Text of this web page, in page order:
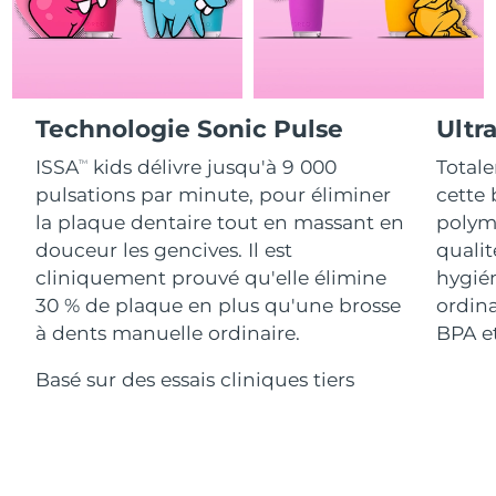
Technologie Sonic Pulse
ISSATM
kids délivre jusqu'à 9 000
pulsations par minute, pour éliminer
la plaque dentaire tout en massant en
douceur les gencives. Il est
cliniquement prouvé qu'elle élimine
30 % de plaque en plus qu'une brosse
à dents manuelle ordinaire.
Basé sur des essais cliniques tiers
cette
BPA
For healthy hair
18% PAP
Cosmétiques Hommes
Acheter tout
FOREO APP
À PROPROS
Israël Livraison estimée8/12/26
Japon Livraison estimée 8/11/26
Jersey
Kazakhstan Livraison estimée 8/10/26
Koweït Livraison estimée 8/8/26
Lettonie Livraison estimée 8/8/26
Liban Livraison estimée